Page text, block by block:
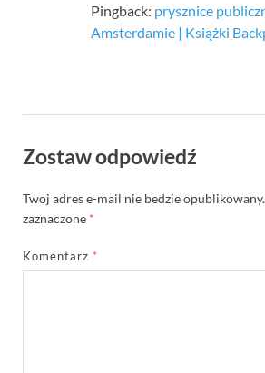
Pingback: prysznice
Amsterdamie | Książki
Zostaw odpowiedź
Twoj adres e-mail nie bedzie opublikowany.
zaznaczone *
Komentarz *